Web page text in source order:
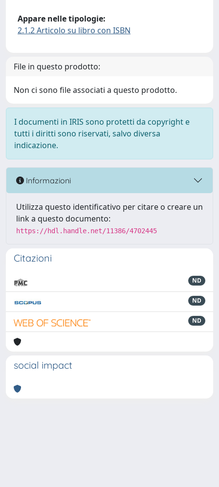
Appare nelle tipologie:
2.1.2 Articolo su libro con ISBN
File in questo prodotto:
Non ci sono file associati a questo prodotto.
I documenti in IRIS sono protetti da copyright e
tutti i diritti sono riservati, salvo diversa
indicazione.
Informazioni
Utilizza questo identificativo per citare o creare un
link a questo documento:
https://hdl.handle.net/11386/4702445
Citazioni
ND
ND
ND
social impact